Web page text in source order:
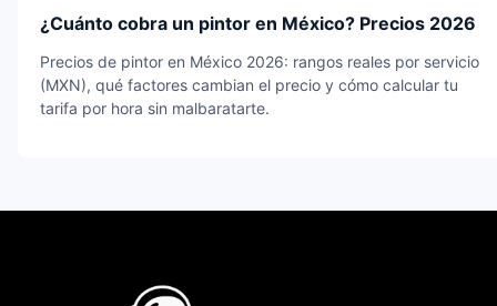
¿Cuánto cobra un pintor en México? Precios 2026
Precios de pintor en México 2026: rangos reales por servicio
(MXN), qué factores cambian el precio y cómo calcular tu
tarifa por hora sin malbaratarte.